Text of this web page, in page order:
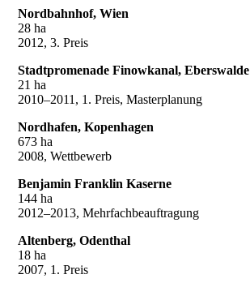
Nordbahnhof, Wien
28 ha
2012, 3. Preis
Stadtpromenade Finowkanal, Eberswalde
21 ha
2010–2011, 1. Preis, Masterplanung
Nordhafen, Kopenhagen
673 ha
2008, Wettbewerb
Benjamin Franklin Kaserne
144 ha
2012–2013, Mehrfachbeauftragung
Altenberg, Odenthal
18 ha
2007, 1. Preis